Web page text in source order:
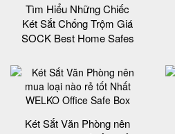
Tìm Hiểu Những Chiếc
Két Sắt Chống Trộm Giá
SOCK Best Home Safes
Két Sắt Văn Phòng nên